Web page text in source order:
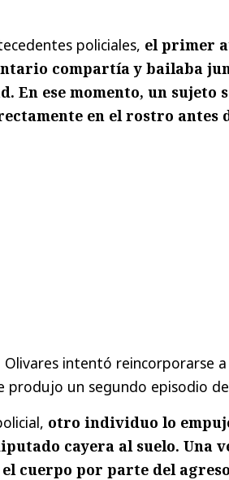
policiales, el primer
compartía y bailaba
En ese momento, un sujeto
en el rostro antes
Olivares intentó reincorporarse
produjo un segundo episodio
otro individuo lo
cayera al suelo. Una
cuerpo por parte del